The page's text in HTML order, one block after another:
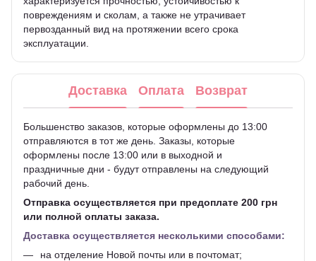
повреждениям и сколам, а также не утрачивает
первозданный вид на протяжении всего срока
эксплуатации.
Доставка Оплата Возврат
Большенство заказов, которые оформлены до 13:00
отправляются в тот же день. Заказы, которые
оформлены после 13:00 или в выходной и
праздничные дни - будут отправлены на следующий
рабочий день.
Отправка осуществляется при предоплате 200 грн
или полной оплаты заказа.
Доставка осуществляется несколькими способами:
на отделение Новой почты или в почтомат;